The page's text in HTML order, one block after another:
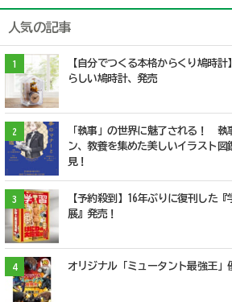
人気の記事
1
【自分でつくる本格からくり鳩時
らしい鳩時計、発売
2
「執事」の世界に魅了される！ 執
ン、教養を集めた美しいイラスト図
見！
3
【予約殺到】16年ぶりに復刊した
展』発売！
4 オリジナル「ミュータント最強王